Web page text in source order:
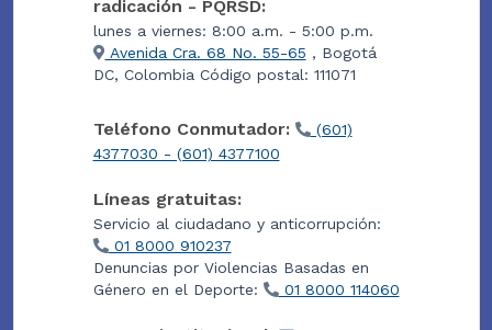
radicación - PQRSD:
lunes a viernes: 8:00 a.m. - 5:00 p.m.
Avenida Cra. 68 No. 55-65 , Bogotá
DC, Colombia Código postal: 111071
Teléfono Conmutador:
(601)
4377030 - (601) 4377100
Líneas gratuitas:
Servicio al ciudadano y anticorrupción:
01 8000 910237
Denuncias por Violencias Basadas en
Género en el Deporte:
01 8000 114060